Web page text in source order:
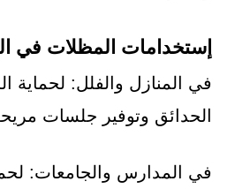
إستخدامات المظلات في
في المنازل والفلل: لحماية
الحدائق وتوفير جلسات
في المدارس والجامعات: